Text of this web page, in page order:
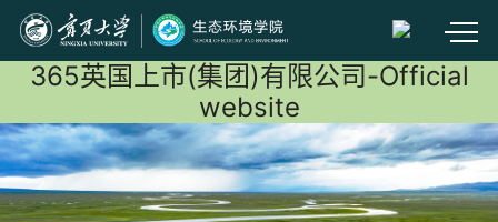
365英国上市(集团)有限公司-Official
website